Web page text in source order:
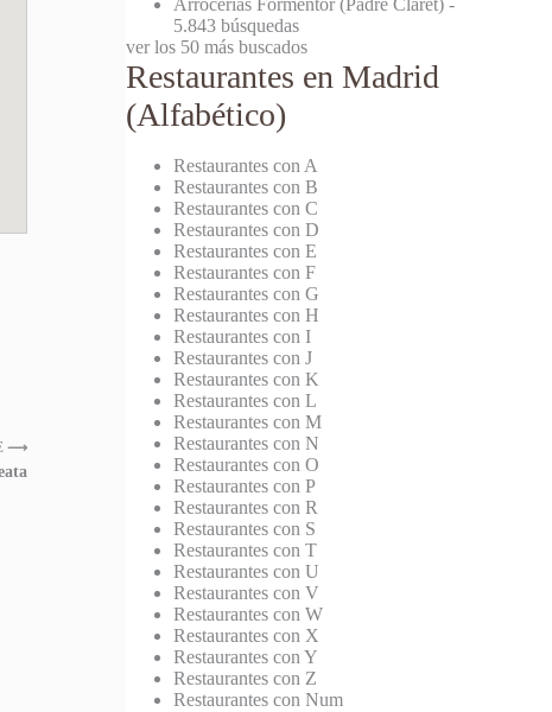
⟶
5.843 búsquedas
ver los 50 más buscados
Restaurantes en Madrid
(Alfabético)
Restaurantes con A
Restaurantes con B
Restaurantes con C
Restaurantes con D
Restaurantes con E
Restaurantes con F
Restaurantes con G
Restaurantes con H
Restaurantes con I
Restaurantes con J
Restaurantes con K
Restaurantes con L
Restaurantes con M
Restaurantes con N
Restaurantes con O
Restaurantes con P
Restaurantes con R
Restaurantes con S
Restaurantes con T
Restaurantes con U
Restaurantes con V
Restaurantes con W
Restaurantes con X
Restaurantes con Y
Restaurantes con Z
Restaurantes con Num